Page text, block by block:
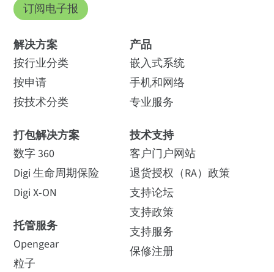
订阅电子报
解决方案
按行业分类
按申请
按技术分类
打包解决方案
数字 360
Digi 生命周期保险
Digi X-ON
托管服务
Opengear
粒子
产品
嵌入式系统
手机和网络
专业服务
技术支持
客户门户网站
退货授权（RA）政策
支持论坛
支持政策
支持服务
保修注册